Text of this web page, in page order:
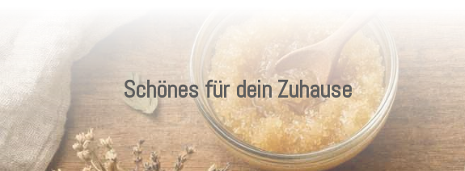
Schönes für dein Zuhause